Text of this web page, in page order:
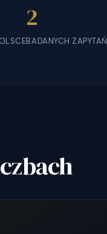
2
BADANYCH ZAPYTAŃ